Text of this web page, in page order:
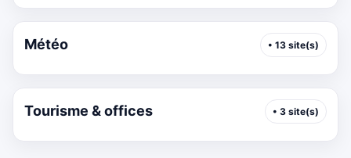
Météo • 13 site(s)
Tourisme & offices • 3 site(s)